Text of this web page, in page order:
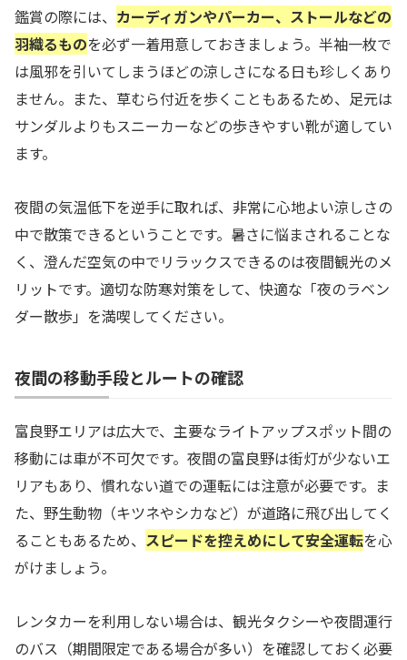
鑑賞の際には、 カーディガンやパーカー、ストールなどの
羽織るものを必ず一着用意しておきましょう。半袖一枚で
は風邪を引いてしまうほどの涼しさになる日も珍しくあり
ません。また、草むら付近を歩くこともあるため、足元は
サンダルよりもスニーカーなどの歩きやすい靴が適してい
ます。
夜間の気温低下を逆手に取れば、非常に心地よい涼しさの
中で散策できるということです。暑さに悩まされることな
く、澄んだ空気の中でリラックスできるのは夜間観光のメ
リットです。適切な防寒対策をして、快適な「夜のラベン
ダー散歩」を満喫してください。
夜間の移動手段とルートの確認
富良野エリアは広大で、主要なライトアップスポット間の
移動には車が不可欠です。夜間の富良野は街灯が少ないエ
リアもあり、慣れない道での運転には注意が必要です。ま
た、野生動物（キツネやシカなど）が道路に飛び出してく
ることもあるため、 スピードを控えめにして安全運転を心
がけましょう。
レンタカーを利用しない場合は、観光タクシーや夜間運行
のバス（期間限定である場合が多い）を確認しておく必要